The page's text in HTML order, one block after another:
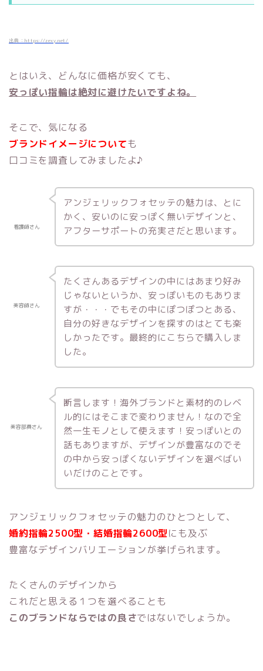
出典：https://zexy.net/
とはいえ、どんなに価格が安くても、
安っぽい指輪は絶対に避けたいですよね。
そこで、気になる
ブランドイメージについても
口コミを調査してみましたよ♪
看護師さん
アンジェリックフォセッテの魅力は、とに
かく、安いのに安っぽく無いデザインと、
アフターサポートの充実さだと思います。
美容師さん
たくさんあるデザインの中にはあまり好み
じゃないというか、安っぽいものもありま
すが・・・でもその中にぽつぽつとある、
自分の好きなデザインを探すのはとても楽
しかったです。最終的にこちらで購入しま
した。
美容部員さん
断言します！海外ブランドと素材的のレベ
ル的にはそこまで変わりません！なので全
然一生モノとして使えます！安っぽいとの
話もありますが、デザインが豊富なのでそ
の中から安っぽくないデザインを選べばい
いだけのことです。
アンジェリックフォセッテの魅力のひとつとして、
婚約指輪2500型・結婚指輪2600型にも及ぶ
豊富なデザインバリエーションが挙げられます。
たくさんのデザインから
これだと思える１つを選べることも
このブランドならではの良さではないでしょうか。